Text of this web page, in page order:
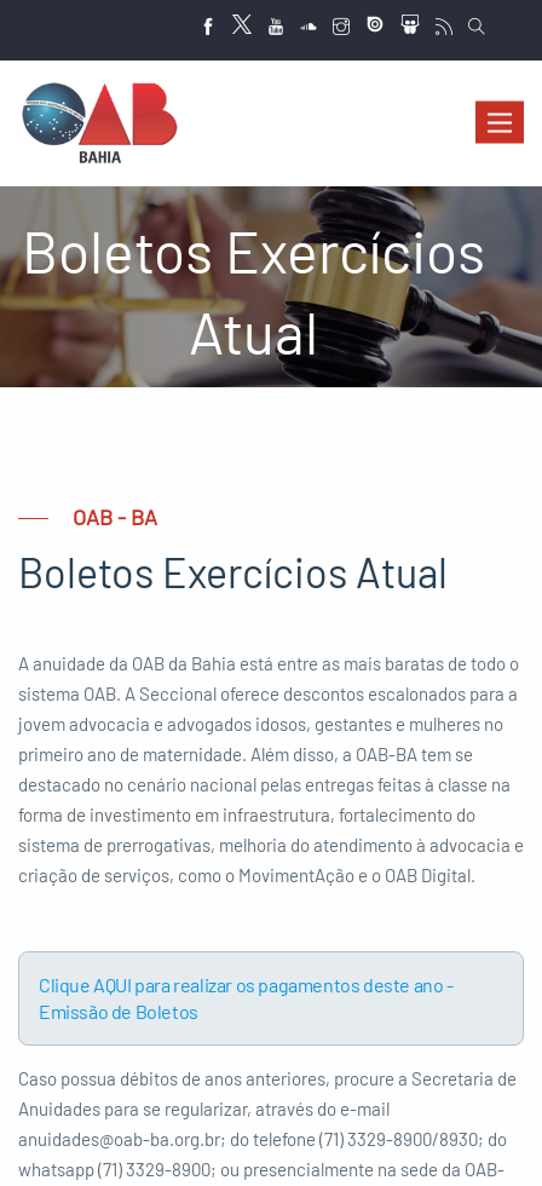
Abrir
Boletos Exercícios
Atual
OAB - BA
Boletos Exercícios Atual
A anuidade da OAB da Bahia está entre as mais baratas de todo o
sistema OAB. A Seccional oferece descontos escalonados para a
jovem advocacia e advogados idosos, gestantes e mulheres no
primeiro ano de maternidade. Além disso, a OAB-BA tem se
destacado no cenário nacional pelas entregas feitas à classe na
forma de investimento em infraestrutura, fortalecimento do
sistema de prerrogativas, melhoria do atendimento à advocacia e
criação de serviços, como o MovimentAção e o OAB Digital.
Clique AQUI para realizar os pagamentos deste ano -
Emissão de Boletos
Caso possua débitos de anos anteriores, procure a Secretaria de
Anuidades para se regularizar, através do e-mail
anuidades@oab-ba.org.br; do telefone (71) 3329-8900/8930; do
whatsapp (71) 3329-8900; ou presencialmente na sede da OAB-